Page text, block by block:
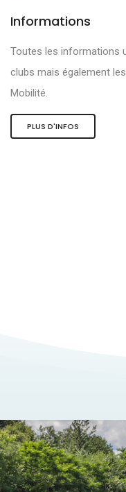
Informations
Toutes les informations
clubs mais également
Mobilité.
PLUS D'INFOS